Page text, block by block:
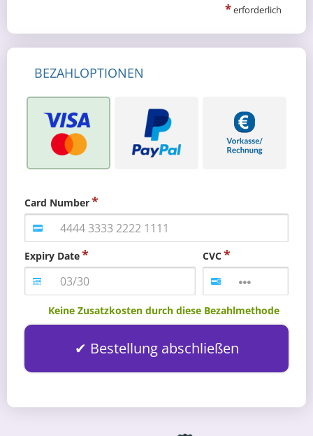
*erforderlich
BEZAHLOPTIONEN
Card Number
Expiry Date CVC
Keine Zusatzkosten durch diese Bezahlmethode
Bestellung abschließen